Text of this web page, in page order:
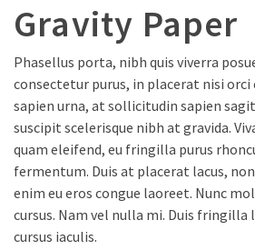
Gravity Paper
Phasellus porta, nibh quis viverra
consectetur purus, in placerat nisi orci
sapien urna, at sollicitudin sapien
suscipit scelerisque nibh at gravida.
quam eleifend, eu fringilla purus
fermentum. Duis at placerat lacus,
enim eu eros congue laoreet. Nunc
cursus. Nam vel nulla mi. Duis fringilla
cursus iaculis.